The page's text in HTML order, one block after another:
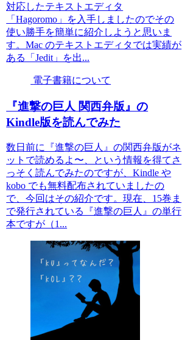
対応したテキストエディタ
「Hagoromo」を入手しましたのでその
使い勝手を簡単に紹介しようと思いま
す。Mac のテキストエディタでは実績が
ある「Jedit」を出...
電子書籍について
『進撃の巨人 関西弁版』の
Kindle版を読んでみた
数日前に『進撃の巨人』の関西弁版がネ
ットで読めるよ〜、という情報を得てさ
っそく読んでみたのですが、Kindle や
kobo でも無料配布されていましたの
で、今回はその紹介です。現在、15巻ま
で発行されている『進撃の巨人』の単行
本ですが（1...